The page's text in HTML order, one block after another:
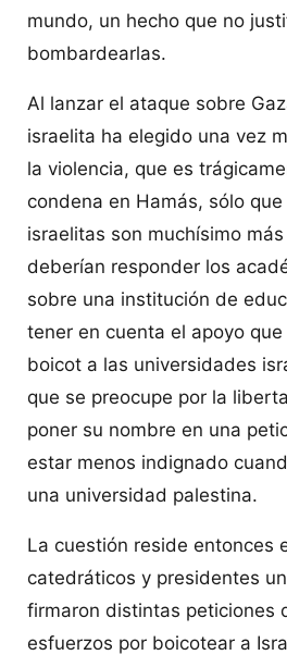
mundo, un hecho que no
bombardearlas.
Al lanzar el ataque sobre
israelita ha elegido una vez
la violencia, que es
condena en Hamás, sólo
israelitas son muchísimo
deberían responder los
sobre una institución de
tener en cuenta el apoyo
boicot a las universidades
que se preocupe por la
poner su nombre en una
estar menos indignado
una universidad palestina.
La cuestión reside entonces
catedráticos y presidentes
firmaron distintas peticiones
esfuerzos por boicotear a